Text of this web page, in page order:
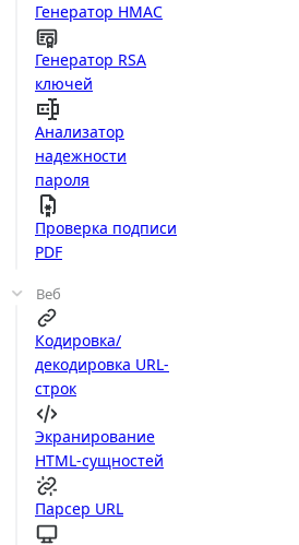
Генератор HMAC
Генератор RSA
ключей
Анализатор
надежности
пароля
Проверка подписи
PDF
Веб
Кодировка/
декодировка URL-
строк
Экранирование
HTML-сущностей
Парсер URL